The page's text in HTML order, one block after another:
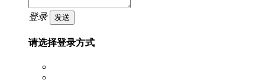
登录 发送
请选择登录方式